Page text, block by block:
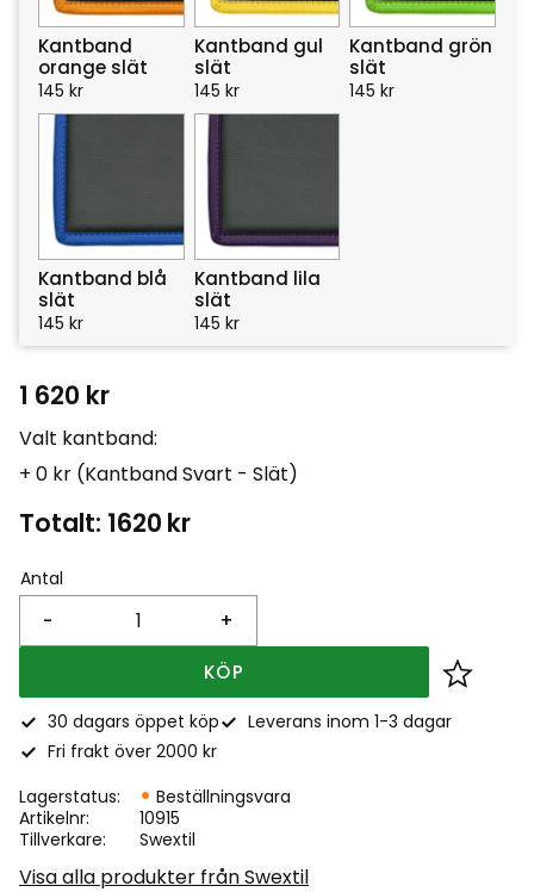
Kantband
orange slät
145 kr
Kantband gul
slät
145 kr
Kantband grön
slät
145 kr
Kantband blå
slät
145 kr
Kantband lila
slät
145 kr
1 620 kr
Valt kantband:
+ 0 kr (Kantband Svart - Slät)
Totalt: 1620 kr
Antal
+
-
KÖP Lägg
30 dagars öppet köp
Leverans inom 1-3 dagar
Fri frakt över 2000 kr
Lagerstatus
Beställningsvara
Artikelnr
10915
Tillverkare
Swextil
Visa alla produkter från Swextil